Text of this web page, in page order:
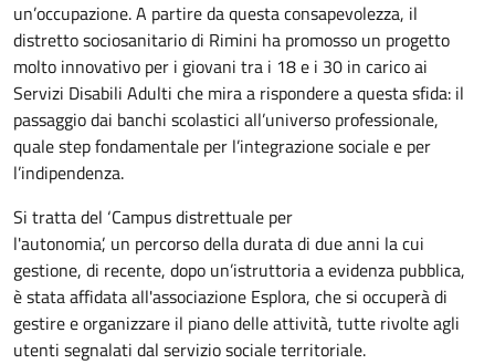
un’occupazione. A partire da questa consapevolezza, il
distretto sociosanitario di Rimini ha promosso un progetto
molto innovativo per i giovani tra i 18 e i 30 in carico ai
Servizi Disabili Adulti che mira a rispondere a questa sfida: il
passaggio dai banchi scolastici all’universo professionale,
quale step fondamentale per l’integrazione sociale e per
l’indipendenza.
Si tratta del ‘Campus distrettuale per
l'autonomia’, un percorso della durata di due anni la cui
gestione, di recente, dopo un’istruttoria a evidenza pubblica,
è stata affidata all'associazione Esplora, che si occuperà di
gestire e organizzare il piano delle attività, tutte rivolte agli
utenti segnalati dal servizio sociale territoriale.